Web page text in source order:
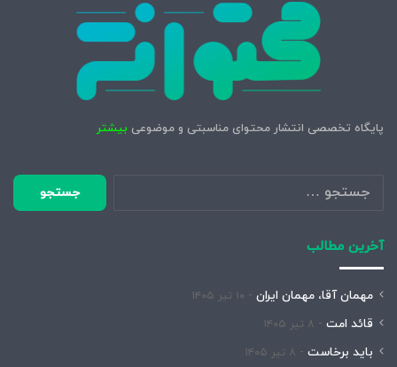
پایگاه تخصصی انتشار محتوای مناسبتی و موضوعی بیشتر
جستجو
برای:
آخرین مطالب
مهمان آقا، مهمان ایران ۱۰ تیر ۱۴۰۵
قائد امت ۸ تیر ۱۴۰۵
باید برخاست ۸ تیر ۱۴۰۵